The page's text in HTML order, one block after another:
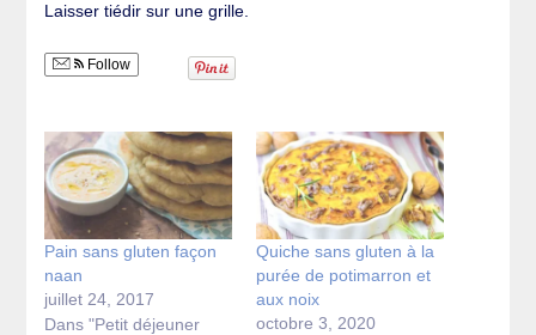
Laisser tiédir sur une grille.
Follow
Pain sans gluten façon
naan
juillet 24, 2017
Dans "Petit déjeuner
Quiche sans gluten à la
purée de potimarron et
aux noix
octobre 3, 2020